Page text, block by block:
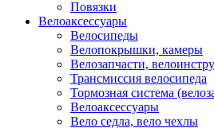
Повязки
Велоаксессуары
Велосипеды
Велопокрышки, камеры
Велозапчасти,
Трансмиссия велосипеда
Тормозная система
Велоаксессуары
Вело седла, вело чехлы